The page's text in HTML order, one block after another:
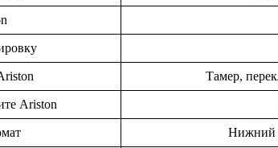
Тамер,
Ariston
Нижний